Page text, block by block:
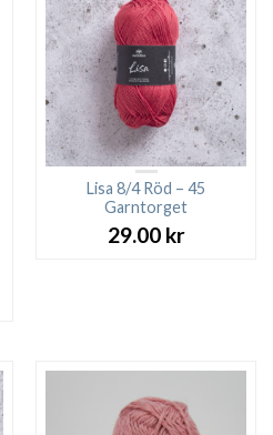
Lisa 8/4 Röd – 45
Garntorget
29.00 kr